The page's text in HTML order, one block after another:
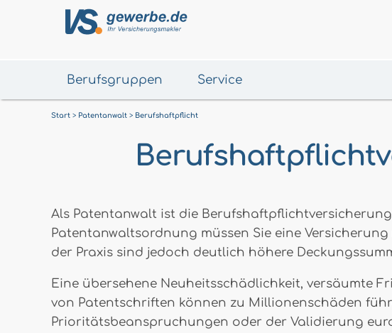
Berufsgruppen Service
Start Patentanwalt Berufshaftpflicht
Als Patentanwalt ist die
Patentanwaltsordnung müssen Sie eine
der Praxis sind jedoch deutlich höhere
Eine übersehene Neuheitsschädlichkeit, versäumte
von Patentschriften können zu Millionenschäden
Prioritätsbeanspruchungen oder der Validierung